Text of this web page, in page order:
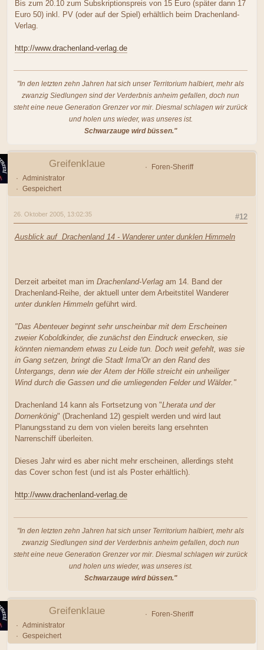
Bis zum 20.10 zum Subskriptionspreis von 15 Euro (später dann 17
Euro 50) inkl. PV (oder auf der Spiel) erhältlich beim Drachenland-
Verlag.
http://www.drachenland-verlag.de
"In den letzten zehn Jahren hat sich unser Territorium halbiert, mehr als
zwanzig Siedlungen sind der Verderbnis anheim gefallen, doch nun
steht eine neue Generation Grenzer vor mir. Diesmal schlagen wir zurück
und holen uns wieder, was unseres ist.
Schwarzauge wird büssen."
Greifenklaue
Foren-Sheriff
Administrator
Gespeichert
#12
26. Oktober 2005, 13:02:35
Ausblick auf Drachenland 14 - Wanderer unter dunklen Himmeln
Derzeit arbeitet man im Drachenland-Verlag am 14. Band der
Drachenland-Reihe, der aktuell unter dem Arbeitstitel Wanderer
unter dunklen Himmeln geführt wird.
"Das Abenteuer beginnt sehr unscheinbar mit dem Erscheinen
zweier Koboldkinder, die zunächst den Eindruck erwecken, sie
könnten niemandem etwas zu Leide tun. Doch weit gefehlt, was sie
in Gang setzen, bringt die Stadt Irma'Or an den Rand des
Untergangs, denn wie der Atem der Hölle streicht ein unheiliger
Wind durch die Gassen und die umliegenden Felder und Wälder."
Drachenland 14 kann als Fortsetzung von "Lherata und der
Dornenkönig" (Drachenland 12) gespielt werden und wird laut
Planungsstand zu dem von vielen bereits lang ersehnten
Narrenschiff überleiten.
Dieses Jahr wird es aber nicht mehr erscheinen, allerdings steht
das Cover schon fest (und ist als Poster erhältlich).
http://www.drachenland-verlag.de
"In den letzten zehn Jahren hat sich unser Territorium halbiert, mehr als
zwanzig Siedlungen sind der Verderbnis anheim gefallen, doch nun
steht eine neue Generation Grenzer vor mir. Diesmal schlagen wir zurück
und holen uns wieder, was unseres ist.
Schwarzauge wird büssen."
Greifenklaue
Foren-Sheriff
Administrator
Gespeichert